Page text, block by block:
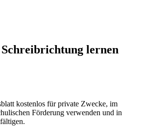
Schreibrichtung lernen
kostenlos für private Zwecke, im
Förderung verwenden und in